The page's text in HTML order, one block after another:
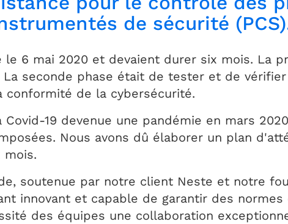
de sécurité
le 6 mai 2020 et devaient durer six mois. La
seconde phase était de tester et de
conformité de la cybersécurité.
Covid-19 devenue une pandémie en mars
Nous avons dû élaborer un plan
mois.
soutenue par notre client Neste et notre
innovant et capable de garantir des
des équipes une collaboration